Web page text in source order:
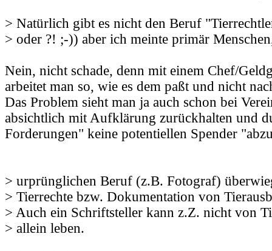
> Natürlich gibt es nicht den Beruf
> oder ?! ;-)) aber ich meinte primär
Nein, nicht schade, denn mit einem Chef/
arbeitet man so, wie es dem paßt und nicht
Das Problem sieht man ja auch schon bei
absichtlich mit Aufklärung zurückhalten und
Forderungen" keine potentiellen Spender
> urprünglichen Beruf (z.B. Fotograf)
> Tierrechte bzw. Dokumentation von
> Auch ein Schriftsteller kann z.Z. nicht von
> allein leben.